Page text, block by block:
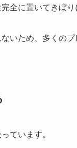
全に置いてきぼり
いため、多くの
ています。